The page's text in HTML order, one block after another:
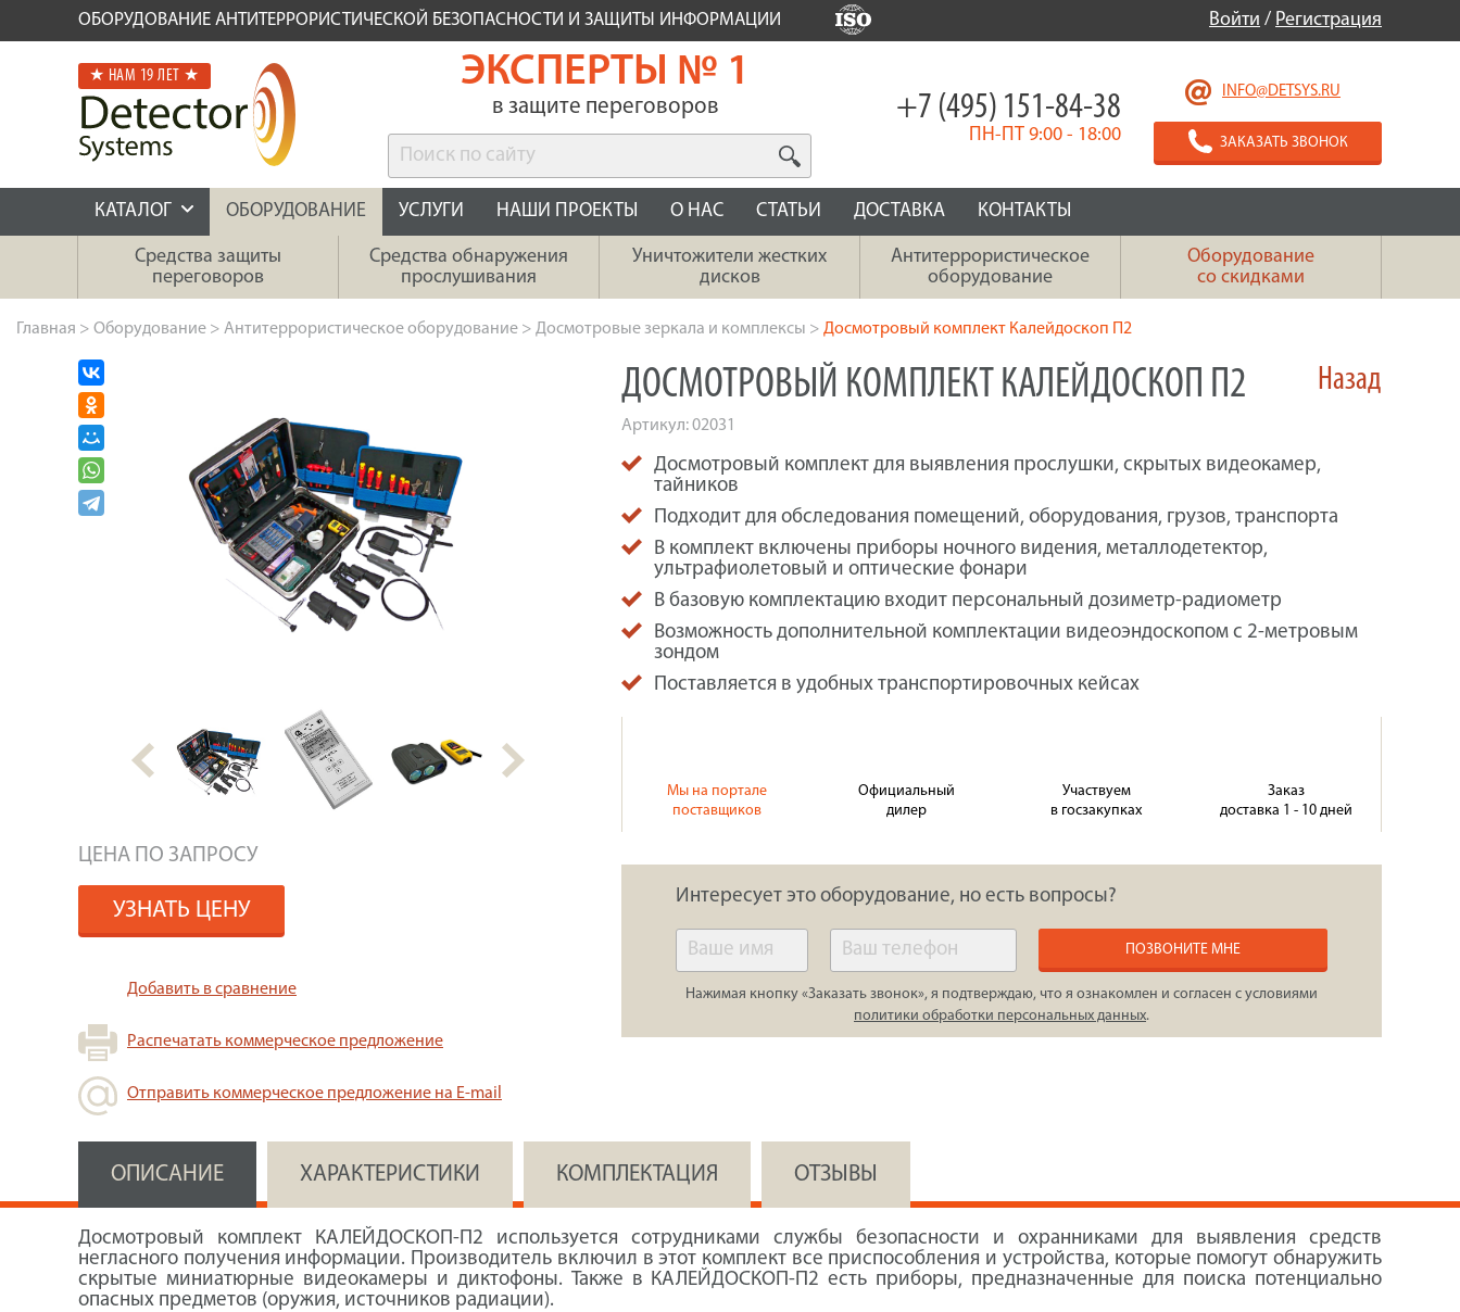
ОБОРУДОВАНИЕ АНТИТЕРРОРИСТИЧЕСКОЙ БЕЗОПАСНОСТИ И ЗАЩИТЫ ИНФОРМАЦИИ Войти / Регистрация
★ НАМ 19 ЛЕТ ★ ЭКСПЕРТЫ № 1
в защите переговоров
INFO@DETSYS.RU
ЗАКАЗАТЬ ЗВОНОК
+7 (495) 151-84-38
ПН-ПТ 9:00 - 18:00
КАТАЛОГ ОБОРУДОВАНИЕ УСЛУГИ НАШИ ПРОЕКТЫ О НАС СТАТЬИ ДОСТАВКА КОНТАКТЫ
Средства защиты
переговоров
Средства обнаружения
прослушивания
Уничтожители жестких
дисков
Антитеррористическое
оборудование
Оборудование
со скидками
Главная > Оборудование > Антитеррористическое оборудование > Досмотровые зеркала и комплексы > Досмотровый комплект Калейдоскоп П2
Назад
ЦЕНА ПО ЗАПРОСУ
УЗНАТЬ ЦЕНУ
Добавить в сравнение
Распечатать коммерческое предложение
Отправить коммерческое предложение на E-mail
ДОСМОТРОВЫЙ КОМПЛЕКТ КАЛЕЙДОСКОП П2
Артикул:02031
Досмотровый комплект для выявления прослушки, скрытых видеокамер,
тайников
Подходит для обследования помещений, оборудования, грузов, транспорта
В комплект включены приборы ночного видения, металлодетектор,
ультрафиолетовый и оптические фонари
В базовую комплектацию входит персональный дозиметр-радиометр
Возможность дополнительной комплектации видеоэндоскопом с 2-метровым
зондом
Поставляется в удобных транспортировочных кейсах
Мы на портале
поставщиков
Официальный
дилер
Участвуем
в госзакупках
Заказ
доставка 1 - 10 дней
Интересует это оборудование, но есть вопросы?
ПОЗВОНИТЕ МНЕ
Нажимая кнопку «Заказать звонок», я подтверждаю, что я ознакомлен и согласен с условиями
политики обработки персональных данных.
ОПИСАНИЕ ХАРАКТЕРИСТИКИ КОМПЛЕКТАЦИЯ ОТЗЫВЫ
Досмотровый комплект КАЛЕЙДОСКОП-П2 используется сотрудниками службы безопасности и охранниками для выявления средств
негласного получения информации. Производитель включил в этот комплект все приспособления и устройства, которые помогут обнаружить
скрытые миниатюрные видеокамеры и диктофоны. Также в КАЛЕЙДОСКОП-П2 есть приборы, предназначенные для поиска потенциально
опасных предметов (оружия, источников радиации).